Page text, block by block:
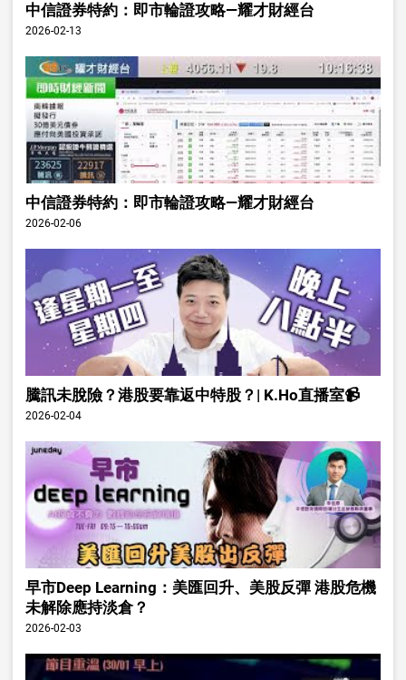
中信證券特約：即市輪證攻略—耀才財經台
2026-02-13
中信證券特約：即市輪證攻略—耀才財經台
2026-02-06
騰訊未脫險？港股要靠返中特股？| K.Ho直播室📹
2026-02-04
早市Deep Learning：美匯回升、美股反彈 港股危機
未解除應持淡倉？
2026-02-03